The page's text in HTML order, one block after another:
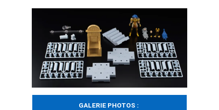
GALERIE PHOTOS :